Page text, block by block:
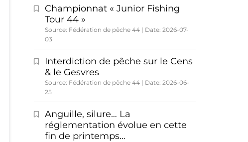
Championnat « Junior Fishing
Tour 44 »
Source: Fédération de pêche 44
Date: 2026-07-
03
Interdiction de pêche sur le Cens
& le Gesvres
Source: Fédération de pêche 44
Date: 2026-06-
25
Anguille, silure… La
réglementation évolue en cette
fin de printemps…